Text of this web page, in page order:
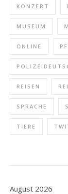
KONZERT
MUSEUM
ONLINE
REISEN
SPRACHE
TIERE
August 2026